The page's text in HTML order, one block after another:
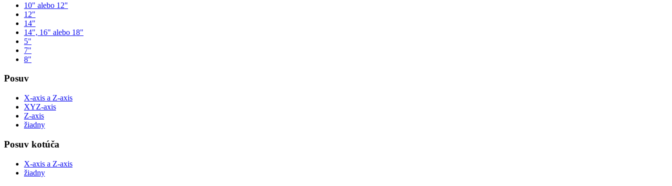
10" alebo 12"
12"
14"
14", 16" alebo 18"
5"
7"
8"
Posuv
X-axis a Z-axis
XYZ-axis
Z-axis
žiadny
Posuv kotúča
X-axis a Z-axis
žiadny